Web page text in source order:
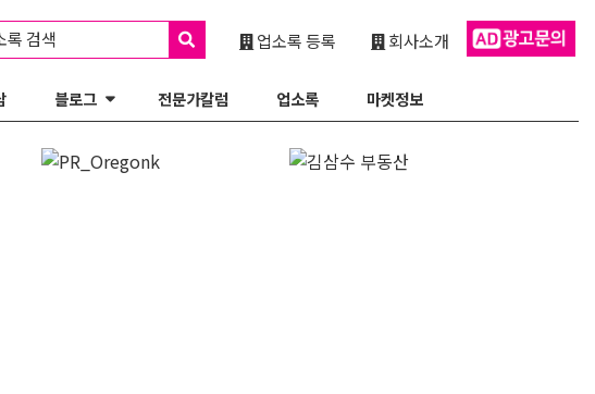
회사소개
업소록 등록
록 검색
블로그 전문가칼럼 업소록 마켓정보